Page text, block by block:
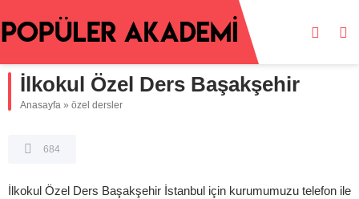
İlkokul Özel Ders Başakşehir
Anasayfa » özel dersler
684
İlkokul Özel Ders Başakşehir İstanbul için kurumumuzu telefon ile